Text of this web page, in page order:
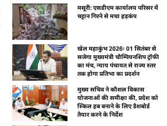
मसूरी: एसडीएम कार्यालय परिसर में
चट्टान गिरने से मचा हड़कंप
खेल महाकुंभ 2026ः 01 सितंबर से
सजेगा मुख्यमंत्री चौम्पियनशिप ट्रॉफी
का मंच, न्याय पंचायत से राज्य स्तर
तक होगा प्रतिभा का प्रदर्शन
मुख्य सचिव ने कौशल विकास
योजनाओं की समीक्षा की, प्रदेश को
स्किल हब बनाने के लिए डैशबोर्ड
तैयार करने के निर्देश